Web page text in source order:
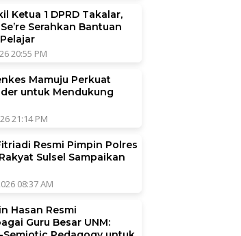
Ketua 1 DPRD Takalar,
Serahkan Bantuan
20:55 PM
Mamuju Perkuat
untuk Mendukung
21:14 PM
Resmi Pimpin Polres
Sulsel Sampaikan
08:37 AM
Hasan Resmi
Guru Besar UNM: